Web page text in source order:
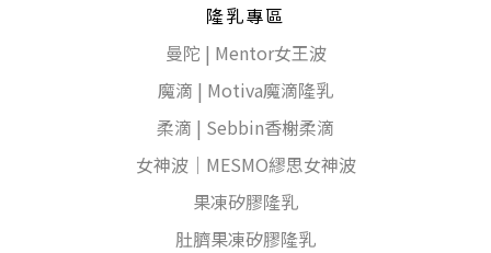
隆乳專區
曼陀 | Mentor女王波
魔滴 | Motiva魔滴隆乳
柔滴 | Sebbin香榭柔滴
女神波｜MESMO繆思女神波
果凍矽膠隆乳
肚臍果凍矽膠隆乳